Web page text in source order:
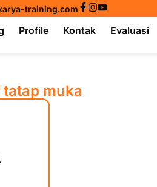
training.com
Profile Kontak Evaluasi
muka